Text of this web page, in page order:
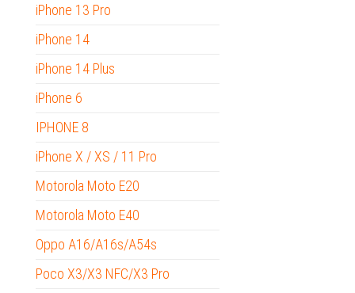
iPhone 13 Pro
iPhone 14
iPhone 14 Plus
iPhone 6
IPHONE 8
iPhone X / XS / 11 Pro
Motorola Moto E20
Motorola Moto E40
Oppo A16/A16s/A54s
Poco X3/X3 NFC/X3 Pro